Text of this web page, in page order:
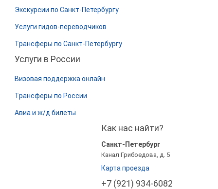
Экскурсии по Санкт-Петербургу
Услуги гидов-переводчиков
Трансферы по Санкт-Петербургу
Услуги в России
Визовая поддержка онлайн
Трансферы по России
Авиа и ж/д билеты
Как нас найти?
Санкт-Петербург
Канал Грибоедова, д. 5
Карта проезда
+7 (921) 934-6082